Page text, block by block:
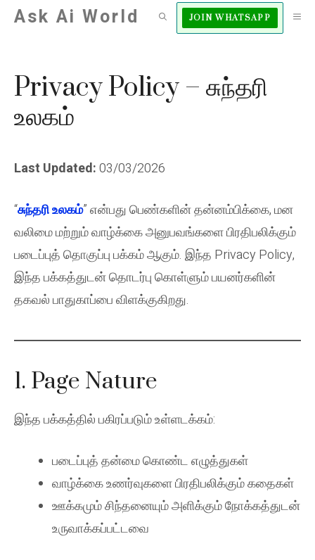
SkipAsk Ai World JOIN WHATSAPP
Privacy Policy – சுந்தரி
உலகம்
Last Updated:03/03/2026
“சுந்தரி உலகம்” என்பது பெண்களின் தன்னம்பிக்கை, மன
வலிமை மற்றும் வாழ்க்கை அனுபவங்களை பிரதிபலிக்கும்
படைப்புத் தொகுப்பு பக்கம் ஆகும். இந்த Privacy Policy,
இந்த பக்கத்துடன் தொடர்பு கொள்ளும் பயனர்களின்
தகவல் பாதுகாப்பை விளக்குகிறது.
1. Page Nature
இந்த பக்கத்தில் பகிரப்படும் உள்ளடக்கம்:
படைப்புத் தன்மை கொண்ட எழுத்துகள்
வாழ்க்கை உணர்வுகளை பிரதிபலிக்கும் கதைகள்
ஊக்கமும் சிந்தனையும் அளிக்கும் நோக்கத்துடன்
உருவாக்கப்பட்டவை